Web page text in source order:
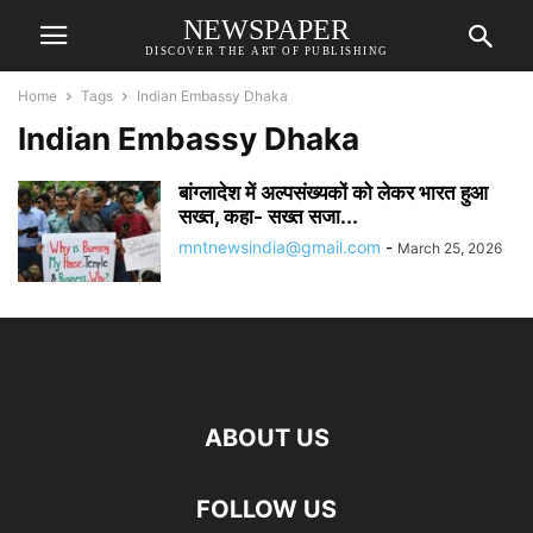
NEWSPAPER
DISCOVER THE ART OF PUBLISHING
Home Tags Indian Embassy Dhaka
Indian Embassy Dhaka
बांग्लादेश में अल्पसंख्यकों को लेकर भारत हुआ
सख्त, कहा- सख्त सजा...
mntnewsindia@gmail.com - March 25, 2026
ABOUT US
FOLLOW US